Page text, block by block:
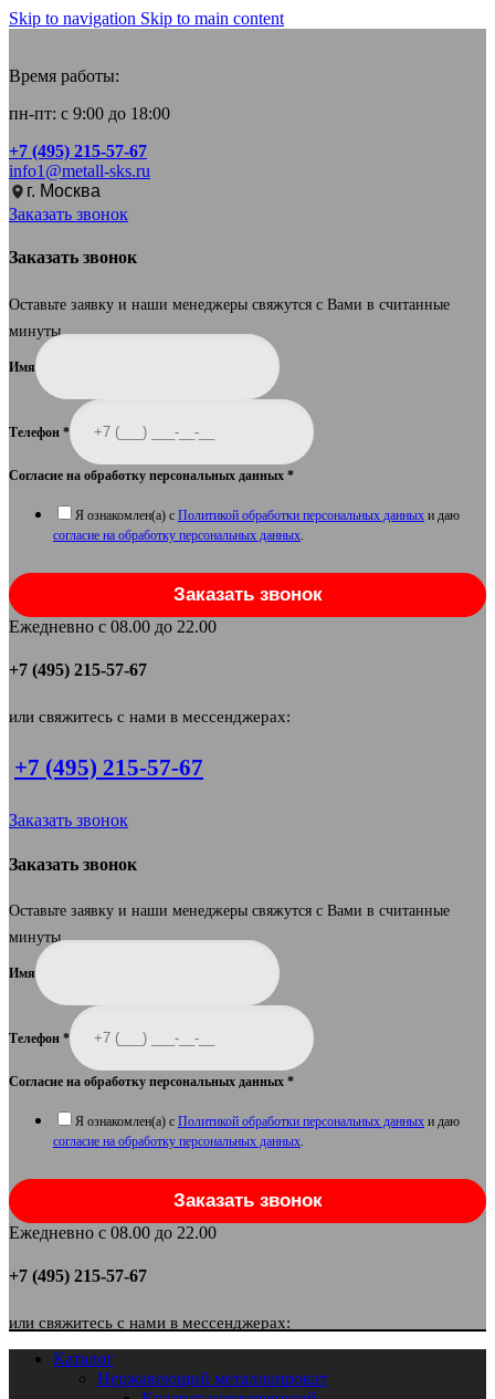
Skip to navigation Skip to main content
Время работы:
пн-пт: с 9:00 до 18:00
+7 (495) 215-57-67
info1@metall-sks.ru
г. Москва
Заказать звонок
Заказать звонок
Оставьте заявку и наши менеджеры свяжутся с Вами в считанные
минуты.
Имя
Телефон *
Согласие на обработку персональных данных *
Я ознакомлен(а) с Политикой обработки персональных данных и даю
согласие на обработку персональных данных
Заказать звонок
Ежедневно с 08.00 до 22.00
+7 (495) 215-57-67
или свяжитесь с нами в мессенджерах:
+7 (495) 215-57-67
Заказать звонок
Заказать звонок
Оставьте заявку и наши менеджеры свяжутся с Вами в считанные
минуты.
Имя
Телефон *
Согласие на обработку персональных данных *
Я ознакомлен(а) с Политикой обработки персональных данных и даю
согласие на обработку персональных данных.
Заказать звонок
Ежедневно с 08.00 до 22.00
+7 (495) 215-57-67
или свяжитесь с нами в мессенджерах:
Каталог
Нержавеющий металлопрокат